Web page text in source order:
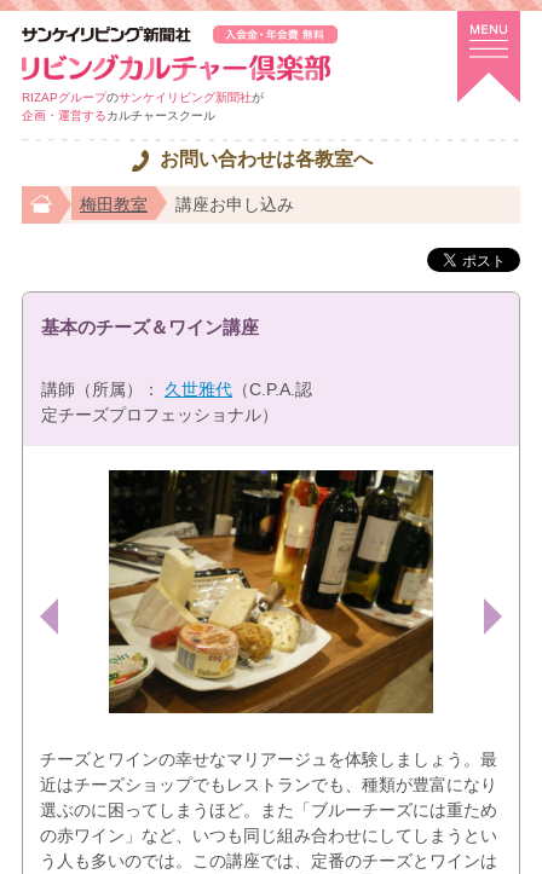
RIZAPグループのサンケイリビング新聞社が
企画・運営するカルチャースクール
お問い合わせは各教室へ
梅田教室 講座お申し込み
基本のチーズ＆ワイン講座
講師（所属）： 久世雅代（C.P.A.認
定チーズプロフェッショナル）
チーズとワインの幸せなマリアージュを体験しましょう。最
近はチーズショップでもレストランでも、種類が豊富になり
選ぶのに困ってしまうほど。また「ブルーチーズには重ため
の赤ワイン」など、いつも同じ組み合わせにしてしまうとい
う人も多いのでは。この講座では、定番のチーズとワインは